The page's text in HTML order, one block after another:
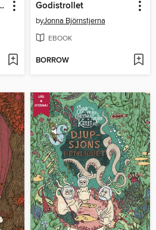
– Kaninsagor Godistrollet
byJonna Björnstjerna
EBOOK
BORROW